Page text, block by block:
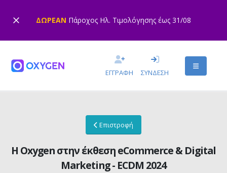
ΔΩΡΕΑΝ Πάροχος Ηλ. Τιμολόγησης έως 31/08
ΕΓΓΡΑΦΗ ΣΥΝΔΕΣΗ
Επιστροφή
Η Oxygen στην έκθεση eCommerce & Digital
Marketing - ECDM 2024